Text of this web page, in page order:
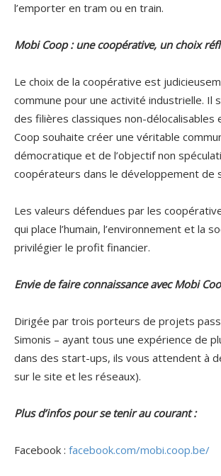
l’emporter en tram ou en train.
Mobi Coop : une coopérative, un choix
Le choix de la coopérative est
commune pour une activité industrielle.
des filières classiques non-
Coop souhaite créer une véritable
démocratique et de l’objectif non
coopérateurs dans le développement de
Les valeurs défendues par les
qui place l’humain, l’environnement et
privilégier le profit financier.
Envie de faire connaissance avec Mobi
Dirigée par trois porteurs de projets
Simonis – ayant tous une expérience de
dans des start-ups, ils vous attendent à
sur le site et les réseaux).
Plus d’infos pour se tenir au courant :
Facebook : facebook.com/mobi.coop.be/